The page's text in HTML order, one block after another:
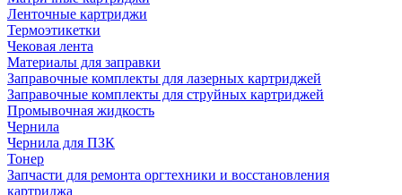
Ленточные картриджи
Термоэтикетки
Чековая лента
Материалы для заправки
Заправочные комплекты для лазерных картриджей
Заправочные комплекты для струйных картриджей
Промывочная жидкость
Чернила
Чернила для ПЗК
Тонер
Запчасти для ремонта оргтехники и восстановления
картриджа